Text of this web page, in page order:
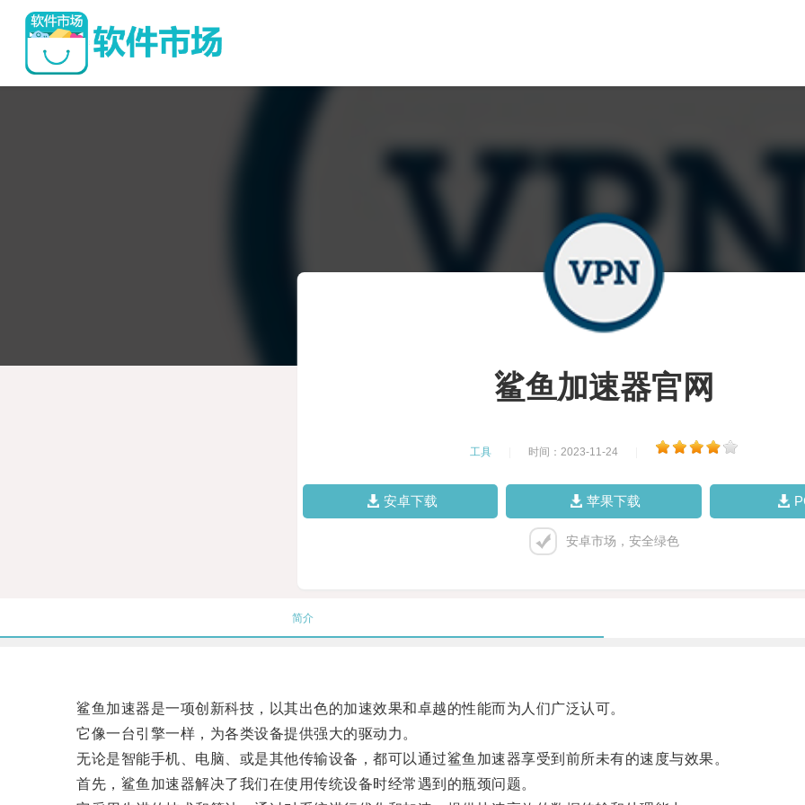
鲨鱼加速器官网
工具 时间：2023-11-24
安卓下载 苹果下载
安卓市场，安全绿色
简介
鲨鱼加速器是一项创新科技，以其出色的加速效果和卓越的性能而为人们广泛认可。
它像一台引擎一样，为各类设备提供强大的驱动力。
无论是智能手机、电脑、或是其他传输设备，都可以通过鲨鱼加速器享受到前所未有的速度与效果。
首先，鲨鱼加速器解决了我们在使用传统设备时经常遇到的瓶颈问题。